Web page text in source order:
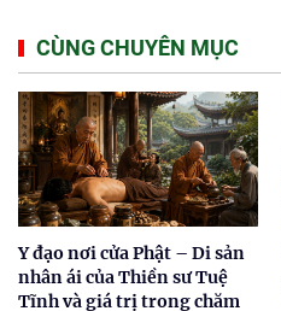
CÙNG CHUYÊN MỤC
Y đạo nơi cửa Phật – Di sản
nhân ái của Thiền sư Tuệ
Tĩnh và giá trị trong chăm